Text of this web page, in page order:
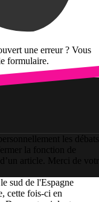
une erreur ? Vous
formulaire.
les débats
la fonction de
article. Merci de
sud de l'Espagne
cette fois-ci en